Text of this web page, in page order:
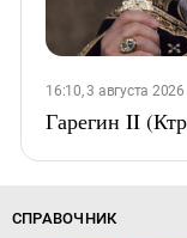
16:10, 3 августа 2026
Гарегин II
СПРАВОЧНИК